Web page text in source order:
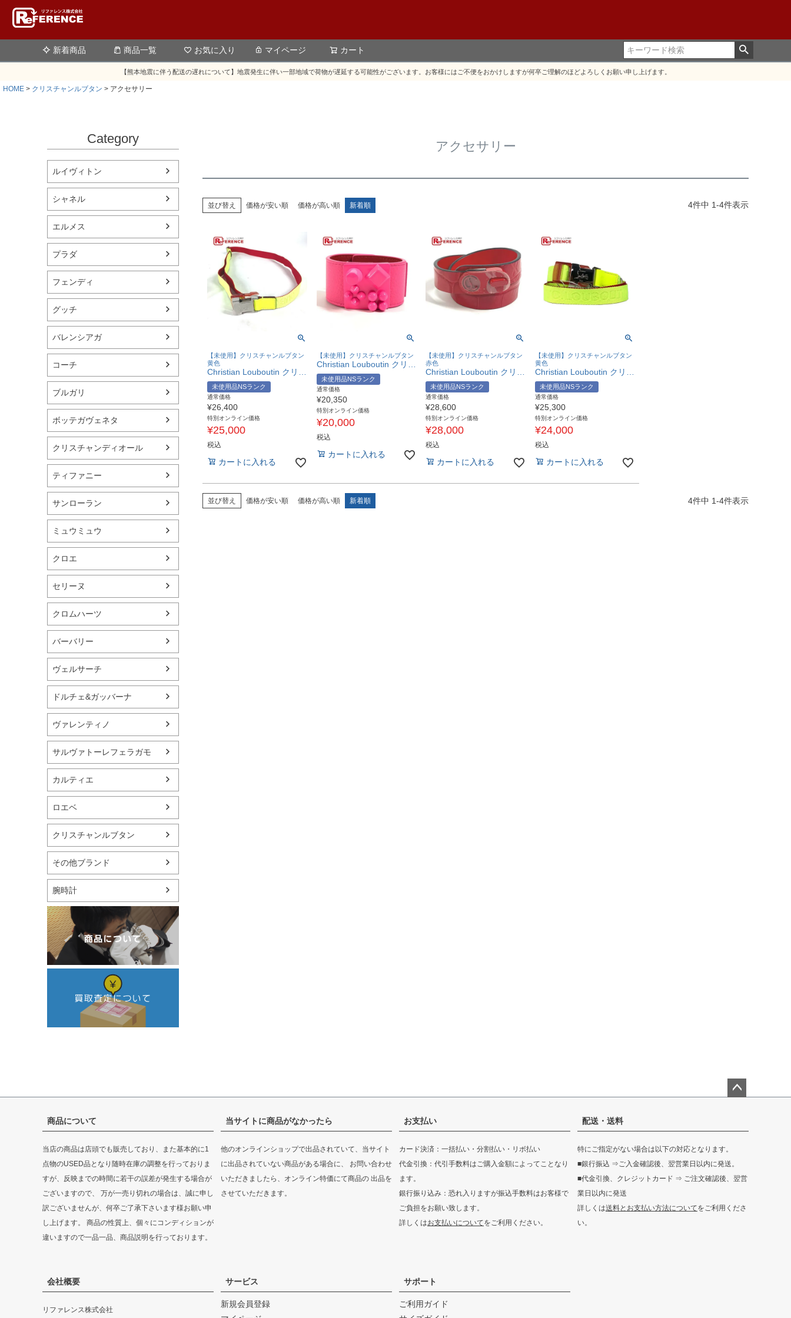
新着商品 商品一覧 お気に入り マイページ カート
【熊本地震に伴う配送の遅れについて】地震発生に伴い一部地域で荷物が遅延する可能性がございます。お客様にはご不便をおかけしますが何卒ご理解のほどよろしくお願い申し上げます。
HOME クリスチャンルブタン アクセサリー
Category
ルイヴィトン
シャネル
エルメス
プラダ
フェンディ
グッチ
バレンシアガ
コーチ
ブルガリ
ボッテガヴェネタ
クリスチャンディオール
ティファニー
サンローラン
ミュウミュウ
クロエ
セリーヌ
クロムハーツ
バーバリー
ヴェルサーチ
ドルチェ&ガッバーナ
ヴァレンティノ
サルヴァトーレフェラガモ
カルティエ
ロエベ
クリスチャンルブタン
その他ブランド
腕時計
アクセサリー
並び替え 価格が安い順 価格が高い順 新着順 4件中 1-4件表示
【未使用】クリスチャンルブタン
黄色
Christian Louboutin クリスチャンルブタン ロゴ バックル アクセサリー ズボン用ベルト ベルト キャンバス ユニセックス イエロー 未使用 【中古】
未使用品NSランク
通常価格
¥26,400
特別オンライン価格
¥25,000
税込
カートに入れる
【未使用】クリスチャンルブタン
Christian Louboutin クリスチャンルブタン 3225023 W CARASKY ロゴ バングル アクセサリー ブレスレット レザー レディース ピンク 未使用 【中古】
未使用品NSランク
通常価格
¥20,350
特別オンライン価格
¥20,000
税込
カートに入れる
【未使用】クリスチャンルブタン
赤色
Christian Louboutin クリスチャンルブタン 3205169 CLロゴ 2重 バングル アクセサリー ブレスレット レザー レディース レッド 未使用 【中古】
未使用品NSランク
通常価格
¥28,600
特別オンライン価格
¥28,000
税込
カートに入れる
【未使用】クリスチャンルブタン
黄色
Christian Louboutin クリスチャンルブタン 1205286 ロゴ ガチャベルト アクセサリー ズボン用ベルト ベルト キャンバス ユニセックス ネオンイエロー 未使用 【中古】
未使用品NSランク
通常価格
¥25,300
特別オンライン価格
¥24,000
税込
カートに入れる
並び替え 価格が安い順 価格が高い順 新着順 4件中 1-4件表示
商品について
当店の商品は店頭でも販売しており、また基本的に1
点物のUSED品となり随時在庫の調整を行っておりま
すが、反映までの時間に若干の誤差が発生する場合が
ございますので、 万が一売り切れの場合は、誠に申し
訳ございませんが、何卒ご了承下さいます様お願い申
し上げます。 商品の性質上、個々にコンディションが
違いますので一品一品、商品説明を行っております。
当サイトに商品がなかったら
他のオンラインショップで出品されていて、当サイト
に出品されていない商品がある場合に、 お問い合わせ
いただきましたら、オンライン特価にて商品の 出品を
させていただきます。
お支払い
カード決済：一括払い・分割払い・リボ払い
代金引換：代引手数料はご購入金額によってことなり
ます。
銀行振り込み：恐れ入りますが振込手数料はお客様で
ご負担をお願い致します。
詳しくはお支払いについてをご利用ください。
配送・送料
特にご指定がない場合は以下の対応となります。
■銀行振込 ⇒ご入金確認後、翌営業日以内に発送。
■代金引換、クレジットカード ⇒ ご注文確認後、翌営
業日以内に発送
詳しくは送料とお支払い方法についてをご利用くださ
い。
会社概要
リファレンス株式会社
サービス
新規会員登録
サポート
ご利用ガイド